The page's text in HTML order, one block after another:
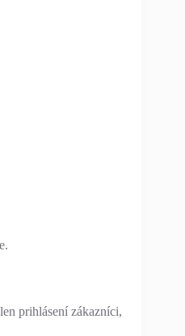
prihlásení zákazníci,